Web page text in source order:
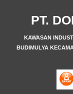
PT.
KAWASAN
BUDIMULYA